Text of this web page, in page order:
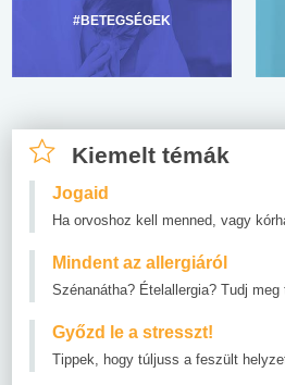
#BETEGSÉGEK
Kiemelt témák
Jogaid
Ha orvoshoz kell menned, vagy
Mindent az allergiáról
Szénanátha? Ételallergia? Tudj meg
Győzd le a stresszt!
Tippek, hogy túljuss a feszült